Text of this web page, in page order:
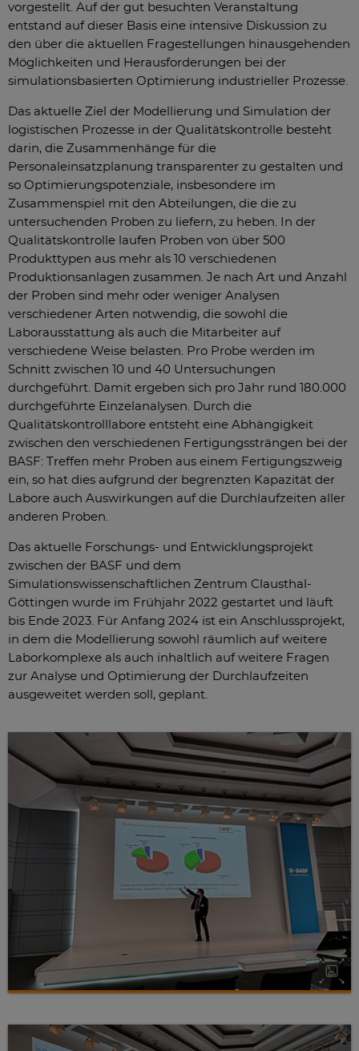
vorgestellt. Auf der gut besuchten Veranstaltung
entstand auf dieser Basis eine intensive Diskussion zu
den über die aktuellen Fragestellungen hinausgehenden
Möglichkeiten und Herausforderungen bei der
simulationsbasierten Optimierung industrieller Prozesse.
Das aktuelle Ziel der Modellierung und Simulation der
logistischen Prozesse in der Qualitätskontrolle besteht
darin, die Zusammenhänge für die
Personaleinsatzplanung transparenter zu gestalten und
so Optimierungspotenziale, insbesondere im
Zusammenspiel mit den Abteilungen, die die zu
untersuchenden Proben zu liefern, zu heben. In der
Qualitätskontrolle laufen Proben von über 500
Produkttypen aus mehr als 10 verschiedenen
Produktionsanlagen zusammen. Je nach Art und Anzahl
der Proben sind mehr oder weniger Analysen
verschiedener Arten notwendig, die sowohl die
Laborausstattung als auch die Mitarbeiter auf
verschiedene Weise belasten. Pro Probe werden im
Schnitt zwischen 10 und 40 Untersuchungen
durchgeführt. Damit ergeben sich pro Jahr rund 180.000
durchgeführte Einzelanalysen. Durch die
Qualitätskontrolllabore entsteht eine Abhängigkeit
zwischen den verschiedenen Fertigungssträngen bei der
BASF: Treffen mehr Proben aus einem Fertigungszweig
ein, so hat dies aufgrund der begrenzten Kapazität der
Labore auch Auswirkungen auf die Durchlaufzeiten aller
anderen Proben.
Das aktuelle Forschungs- und Entwicklungsprojekt
zwischen der BASF und dem
Simulationswissenschaftlichen Zentrum Clausthal-
Göttingen wurde im Frühjahr 2022 gestartet und läuft
bis Ende 2023. Für Anfang 2024 ist ein Anschlussprojekt,
in dem die Modellierung sowohl räumlich auf weitere
Laborkomplexe als auch inhaltlich auf weitere Fragen
zur Analyse und Optimierung der Durchlaufzeiten
ausgeweitet werden soll, geplant.